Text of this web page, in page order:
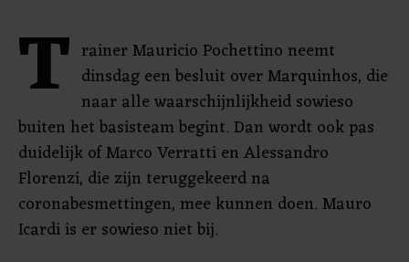
T rainer Mauricio Pochettino neemt
dinsdag een besluit over Marquinhos, die
naar alle waarschijnlijkheid sowieso
buiten het basisteam begint. Dan wordt ook pas
duidelijk of Marco Verratti en Alessandro
Florenzi, die zijn teruggekeerd na
coronabesmettingen, mee kunnen doen. Mauro
Icardi is er sowieso niet bij.